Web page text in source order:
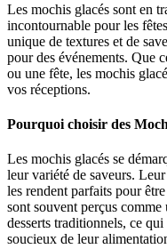
Les mochis glacés sont en
incontournable pour les
unique de textures et de
pour des événements. Que
ou une fête, les mochis
vos réceptions.
Pourquoi choisir des
Les mochis glacés se
leur variété de saveurs.
les rendent parfaits pour
sont souvent perçus
desserts traditionnels, ce
soucieux de leur